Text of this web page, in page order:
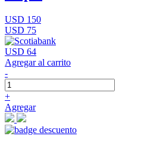
USD 150
USD 75
USD 64
Agregar al carrito
-
+
Agregar